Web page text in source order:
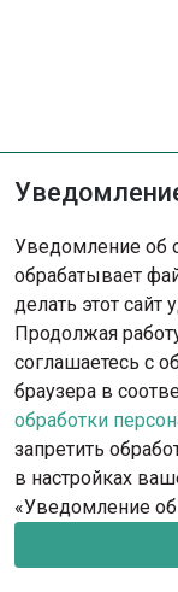
Запись на
Уведомление об
обрабатывает
делать этот сайт
Продолжая
соглашаетесь с
браузера в
обработки
запретить
в настройках
«Уведомление